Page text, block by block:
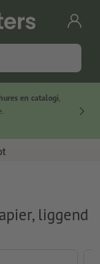
en catalogi,
liggend